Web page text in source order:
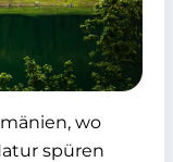
wo
spüren